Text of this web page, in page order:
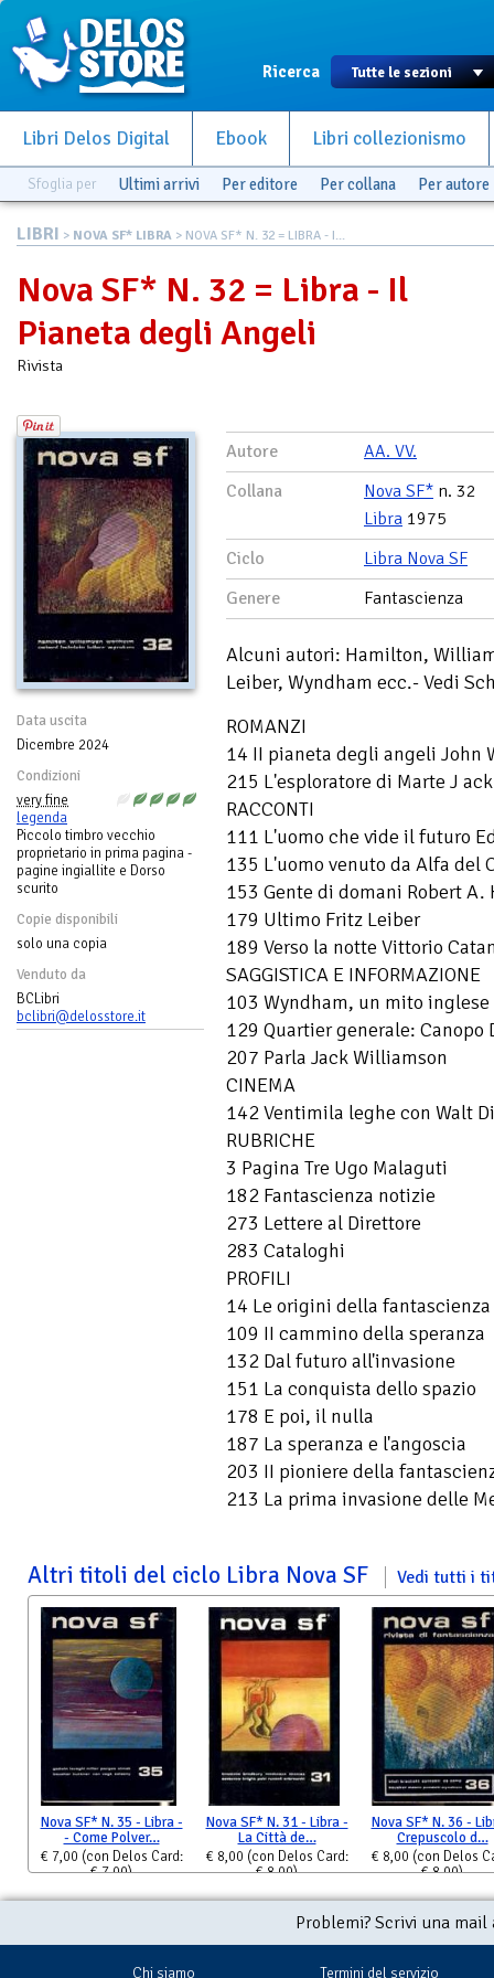
Ricerca
Libri Delos Digital Ebook Libri collezionismo
Sfoglia per Ultimi arrivi Per editore Per collana Per autore
LIBRI > NOVA SF* LIBRA > NOVA SF* N. 32 = LIBRA - I...
Nova SF* N. 32 = Libra - Il
Pianeta degli Angeli
Rivista
Data uscita
Dicembre 2024
Condizioni
very fine
legenda
Piccolo timbro vecchio
proprietario in prima pagina -
pagine ingiallite e Dorso
scurito
Copie disponibili
solo una copia
Venduto da
BCLibri
bclibri@delosstore.it
Autore
AA. VV.
Collana
Nova SF* n. 32
Libra 1975
Ciclo
Libra Nova SF
Genere
Fantascienza
Alcuni autori: Hamilton,
Leiber, Wyndham ecc.- Vedi
ROMANZI
14 II pianeta degli angeli John
215 L'esploratore di Marte J
RACCONTI
111 L'uomo che vide il futuro
135 L'uomo venuto da Alfa del
153 Gente di domani Robert A.
179 Ultimo Fritz Leiber
189 Verso la notte Vittorio
SAGGISTICA E INFORMAZIONE
103 Wyndham, un mito
129 Quartier generale: Canopo
207 Parla Jack Williamson
CINEMA
142 Ventimila leghe con Walt
RUBRICHE
3 Pagina Tre Ugo Malaguti
182 Fantascienza notizie
273 Lettere al Direttore
283 Cataloghi
PROFILI
14 Le origini della fantascienza
109 II cammino della speranza
132 Dal futuro all'invasione
151 La conquista dello spazio
178 E poi, il nulla
187 La speranza e l'angoscia
203 II pioniere della
213 La prima invasione delle
Altri titoli del ciclo Libra Nova SF Vedi tutti i
Nova SF* N. 35 - Libra -
- Come Polver…
€ 7,00 (con Delos Card:
€ 7,00)
Nova SF* N. 31 - Libra -
La Città de…
€ 8,00 (con Delos Card:
€ 8,00)
Nova SF* N. 36 -
Crepuscolo d…
€ 8,00 (con Delos
€ 8,00)
Problemi? Scrivi una
Chi siamo Termini del servizio